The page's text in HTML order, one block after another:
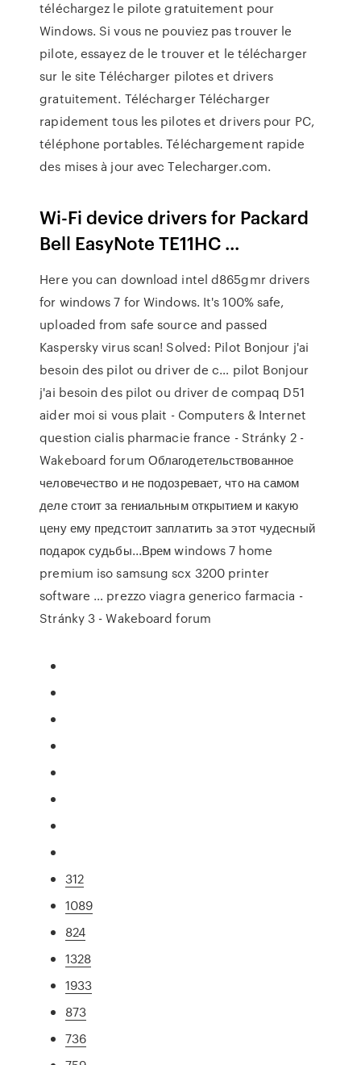
téléchargez le pilote gratuitement pour
Windows. Si vous ne pouviez pas trouver le
pilote, essayez de le trouver et le télécharger
sur le site Télécharger pilotes et drivers
gratuitement. Télécharger Télécharger
rapidement tous les pilotes et drivers pour PC,
téléphone portables. Téléchargement rapide
des mises à jour avec Telecharger.com.
Wi-Fi device drivers for Packard
Bell EasyNote TE11HC ...
Here you can download intel d865gmr drivers
for windows 7 for Windows. It's 100% safe,
uploaded from safe source and passed
Kaspersky virus scan! Solved: Pilot Bonjour j'ai
besoin des pilot ou driver de c… pilot Bonjour
j'ai besoin des pilot ou driver de compaq D51
aider moi si vous plait - Computers & Internet
questioncialis pharmacie france - Stránky 2 -
Wakeboard forum Облагодетельствованное
человечество и не подозревает, что на самом
деле стоит за гениальным открытием и какую
цену ему предстоит заплатить за этот чудесный
подарок судьбы...Врем windows 7 home
premium iso samsung scx 3200 printer
software … prezzo viagra generico farmacia -
Stránky 3 - Wakeboard forum
312
1089
824
1328
1933
873
736